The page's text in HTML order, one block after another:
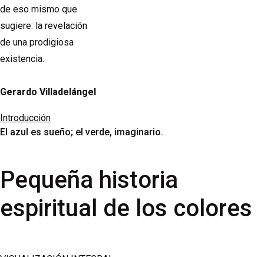
de eso mismo que
sugiere: la revelación
de una prodigiosa
existencia.
Gerardo Villadelángel
Introducción
El azul es sueño; el verde, imaginario.
Pequeña historia
espiritual de los colores